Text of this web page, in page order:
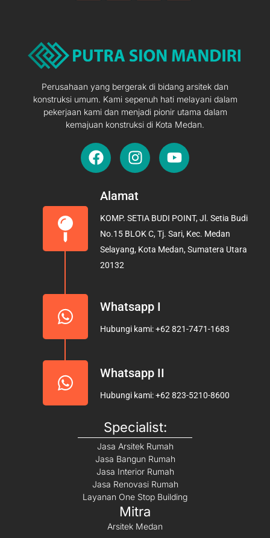
Perusahaan yang bergerak di bidang arsitek dan
konstruksi umum. Kami sepenuh hati melayani dalam
pekerjaan kami dan menjadi pionir utama dalam
kemajuan konstruksi di Kota Medan.
F
a
e
o
o
k
I
n
t
g
r
a
Y
o
b
e
Alamat
KOMP. SETIA BUDI POINT, Jl. Setia Budi
No.15 BLOK C, Tj. Sari, Kec. Medan
Selayang, Kota Medan, Sumatera Utara
20132
Whatsapp I
Hubungi kami: +62 821-7471-1683
Whatsapp II
Hubungi kami: +62 823-5210-8600
Specialist:
Jasa Arsitek Rumah
Jasa Bangun Rumah
Jasa Interior Rumah
Jasa Renovasi Rumah
Layanan One Stop Building
Mitra
Arsitek Medan